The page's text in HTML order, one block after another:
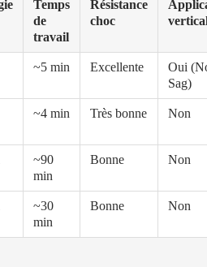
Temps
de
travail
Résistance
choc
~5 min Excellente
Oui
Sag)
~4 min Très bonne Non
~90
min
Bonne Non
~30
min
Bonne Non